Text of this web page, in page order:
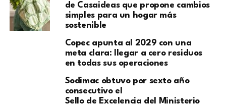
de Casaideas que propone cambios
simples para un hogar más
sostenible
Copec apunta al 2029 con una
meta clara: llegar a cero residuos
en todas sus operaciones
Sodimac obtuvo por sexto año
consecutivo el
Sello de Excelencia del Ministerio